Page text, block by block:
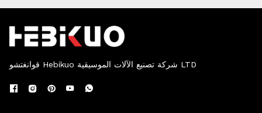
قوانغتشو Hebikuo شركة تصنيع الآلات الموسيقية LTD